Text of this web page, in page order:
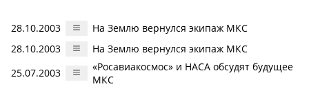
28.10.2003
На Землю вернулся экипаж МКС
28.10.2003
На Землю вернулся экипаж МКС
25.07.2003
«Росавиакосмос» и НАСА обсудят будущее
МКС